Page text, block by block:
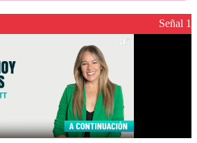
son moderados para garantizar un
diálogo respetuoso.
Señal 1